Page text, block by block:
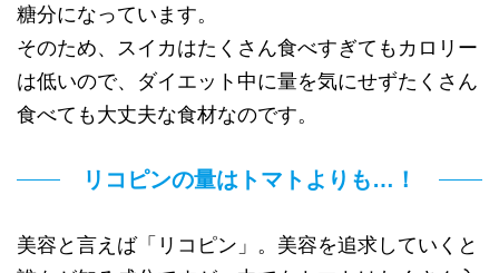
糖分になっています。
そのため、スイカはたくさん食べすぎてもカロリー
は低いので、ダイエット中に量を気にせずたくさん
食べても大丈夫な食材なのです。
リコピンの量はトマトよりも…！
美容と言えば「リコピン」。美容を追求していくと